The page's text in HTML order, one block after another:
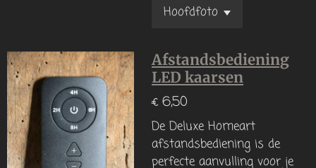
Afstandsbediening
LED kaarsen
€ 6,50
De Deluxe Homeart
afstandsbediening is de
perfecte aanvulling voor je